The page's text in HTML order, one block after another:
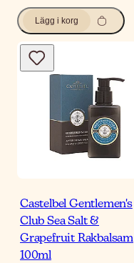
Lägg i korg
Castelbel Gentlemen's
Club Sea Salt &
Grapefruit Rakbalsam
100ml